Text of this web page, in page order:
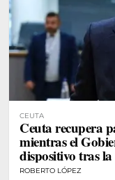
CEUTA
Ceuta recupera
mientras el
dispositivo tras
historia
ROBERTO LÓPEZ